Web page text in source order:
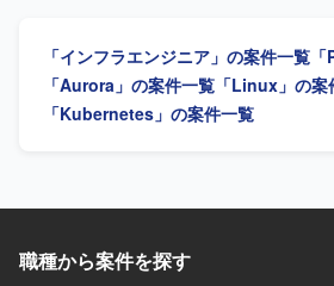
構築、運用改善を自律的にリードし
ながらDevOpsやSREのプラクティス
ける方を求めております。 【ポジションの魅力】 会計デー
タを扱う高いセキュリティ要件のもと
理、可用性ゾーン・リージョンの冗長
る負荷分散、Azure Monitor /
バビリティ基盤の整備を通じて、属
組織に根付かせていただきます。 【求める人物像】 インフ
ラやSRE領域に強い関心を持ち、
に主体的に取り組んでいただける方を
SRE領域全般をリードできるポジショ
という高いセキュリティ要件下での設
「インフラエンジニア」の案件一覧
「Aurora」の案件一覧 「Linux」の案
「Kubernetes」の案件一覧
職種から案件を探す